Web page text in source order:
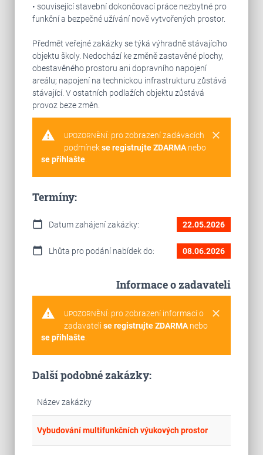
• související stavební dokončovací práce nezbytné pro
funkční a bezpečné užívání nově vytvořených prostor.
Předmět veřejné zakázky se týká výhradně stávajícího
objektu školy. Nedochází ke změně zastavěné plochy,
obestavěného prostoru ani dopravního napojení
areálu; napojení na technickou infrastrukturu zůstává
stávající. V ostatních podlažích objektu zůstává
provoz beze změn.
warning clear
UPOZORNĚNÍ: pro zobrazení zadávacích
podmínekse registrujte ZDARMAnebo
se přihlašte.
Termíny:
calendar_today Datum zahájení zakázky: 22.05.2026
calendar_today Lhůta pro podání nabídek do: 08.06.2026
Informace o zadavateli
warning clear
UPOZORNĚNÍ: pro zobrazení informací o
zadavateli se registrujte ZDARMAnebo
se přihlašte.
Další podobné zakázky:
Název zakázky
Vybudování multifunkčních výukových prostor